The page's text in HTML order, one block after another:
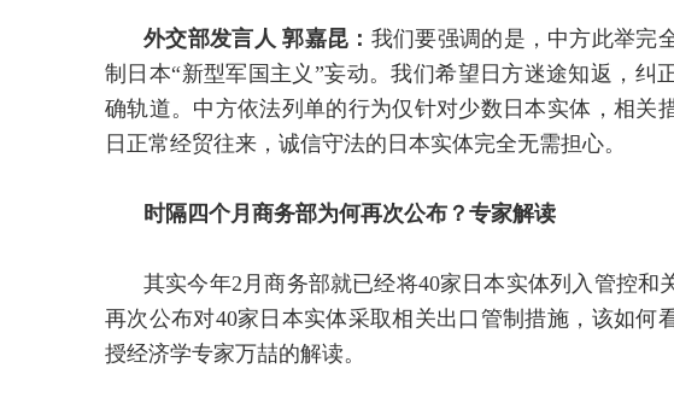
外交部发言人 郭嘉昆： 我们要强调的是，中方此举完
制日本“新型军国主义”妄动。我们希望日方迷途知返，纠
确轨道。中方依法列单的行为仅针对少数日本实体，相关
日正常经贸往来，诚信守法的日本实体完全无需担心。
时隔四个月商务部为何再次公布？专家解读
其实今年2月商务部就已经将40家日本实体列入管控和
再次公布对40家日本实体采取相关出口管制措施，该如何
授经济学专家万喆的解读。